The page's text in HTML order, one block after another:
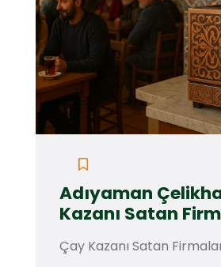
Adıyaman
Kazanı Satan
Çay Kazanı Satan